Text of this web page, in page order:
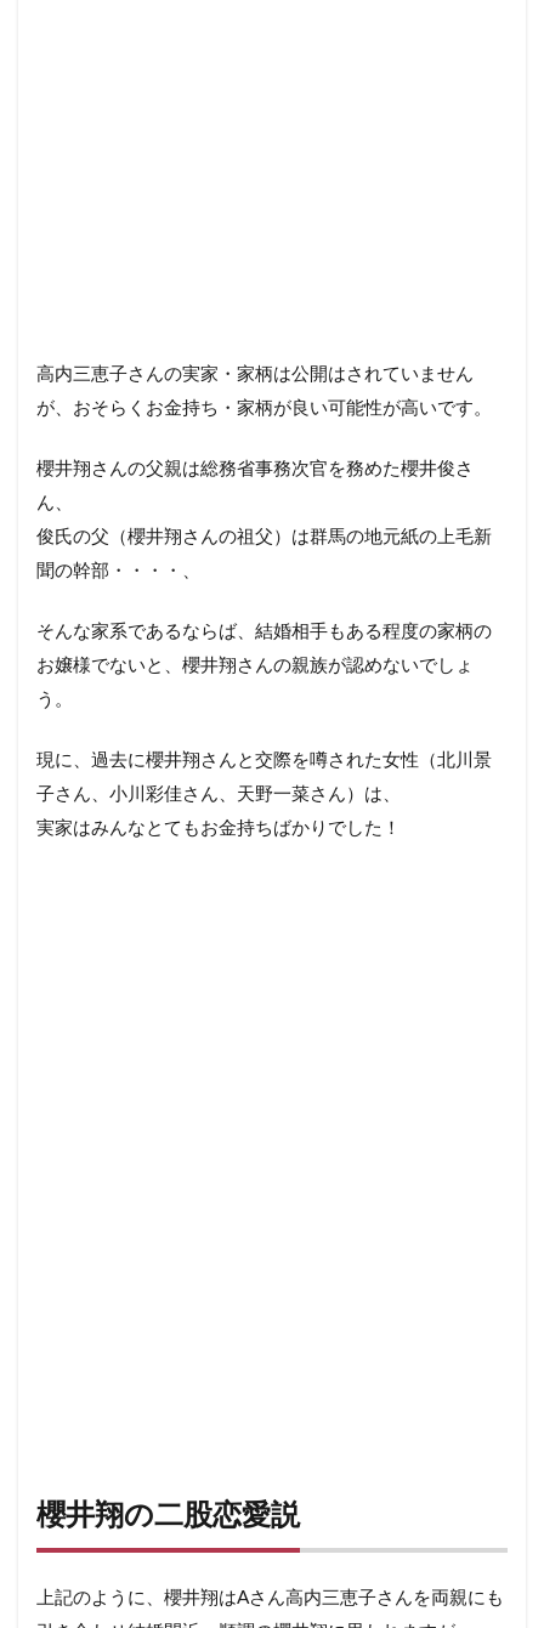
高内三恵子さんの実家・家柄は公開はされていません
が、おそらくお金持ち・家柄が良い可能性が高いです。
櫻井翔さんの父親は総務省事務次官を務めた櫻井俊さ
ん、
俊氏の父（櫻井翔さんの祖父）は群馬の地元紙の上毛新
聞の幹部・・・・、
そんな家系であるならば、結婚相手もある程度の家柄の
お嬢様でないと、櫻井翔さんの親族が認めないでしょ
う。
現に、過去に櫻井翔さんと交際を噂された女性（北川景
子さん、小川彩佳さん、天野一菜さん）は、
実家はみんなとてもお金持ちばかりでした！
櫻井翔の二股恋愛説
上記のように、櫻井翔はAさん高内三恵子さんを両親にも